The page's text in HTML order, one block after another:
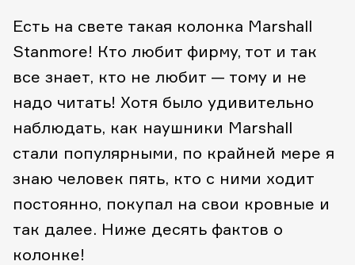
Есть на свете такая колонка Marshall
Stanmore! Кто любит фирму, тот и так
все знает, кто не любит — тому и не
надо читать! Хотя было удивительно
наблюдать, как наушники Marshall
стали популярными, по крайней мере я
знаю человек пять, кто с ними ходит
постоянно, покупал на свои кровные и
так далее. Ниже десять фактов о
колонке!